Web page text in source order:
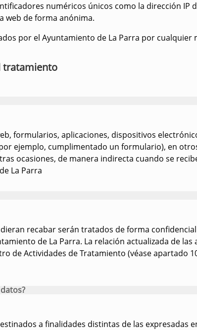
numéricos únicos como la dirección IP
web de forma anónima.
por el Ayuntamiento de La Parra por cualquier
tratamiento
formularios, aplicaciones, dispositivos
ejemplo, cumplimentado un formulario), en
ocasiones, de manera indirecta cuando se
La Parra
recabar serán tratados de forma
de La Parra. La relación actualizada de
de Actividades de Tratamiento (véase apartado
a finalidades distintas de las expresadas